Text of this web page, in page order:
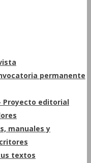
permanente
Proyecto editorial
manuales y
textos